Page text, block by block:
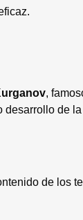
,
desarrollo de la
de los